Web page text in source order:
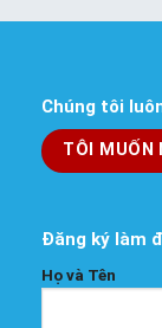
Chúng tôi
TÔI MUỐN
Đăng ký làm
Họ và Tên